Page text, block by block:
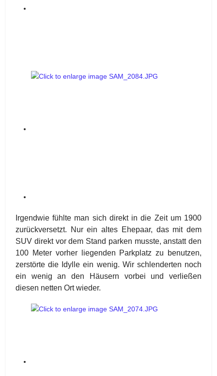
Irgendwie fühlte man sich direkt in die Zeit um 1900
zurückversetzt. Nur ein altes Ehepaar, das mit dem
SUV direkt vor dem Stand parken musste, anstatt den
100 Meter vorher liegenden Parkplatz zu benutzen,
zerstörte die Idylle ein wenig. Wir schlenderten noch
ein wenig an den Häusern vorbei und verließen
diesen netten Ort wieder.